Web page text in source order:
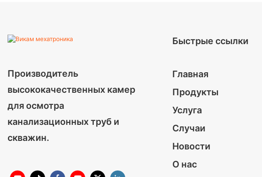
Производитель
высококачественных камер
для осмотра
канализационных труб и
скважин.
Быстрые ссылки
Главная
Продукты
Услуга
Случаи
Новости
О нас